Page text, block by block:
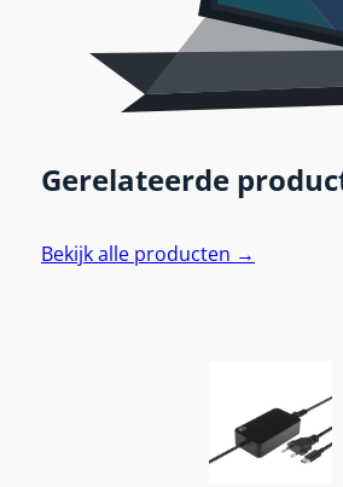
Gerelateerde
Bekijk alle producten →